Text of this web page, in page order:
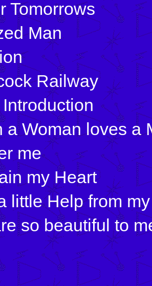
Tomorrows
Man
Railway
a Woman loves a
me
my Heart
little Help from
so beautiful to